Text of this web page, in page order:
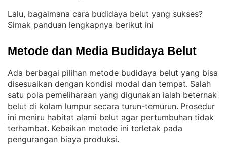
Lalu, bagaimana cara budidaya belut yang sukses?
Simak panduan lengkapnya berikut ini
Metode dan Media Budidaya Belut
Ada berbagai pilihan metode budidaya belut yang bisa
disesuaikan dengan kondisi modal dan tempat. Salah
satu pola pemeliharaan yang digunakan ialah beternak
belut di kolam lumpur secara turun-temurun. Prosedur
ini meniru habitat alami belut agar pertumbuhan tidak
terhambat. Kebaikan metode ini terletak pada
pengurangan biaya produksi.